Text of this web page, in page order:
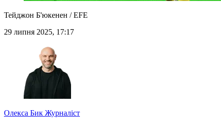
Тейджон Б'юкенен / EFE
29 липня 2025, 17:17
Олекса Бик Журналіст